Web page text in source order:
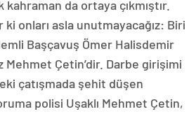
da ortaya çıkmıştır.
ki onları asla unutmayacağız: Biri
Başçavuş Ömer Halisdemir
Çetin’dir. Darbe girişimi
çatışmada şehit düşen
polisi Uşaklı Mehmet Çetin,